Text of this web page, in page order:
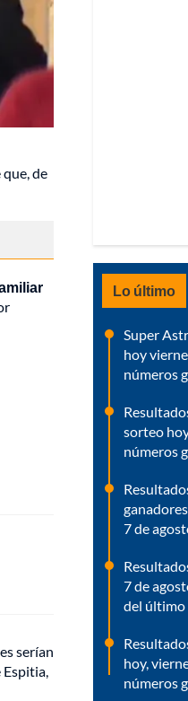
de
serían
Espitia,
Lo último
Super
hoy
números
sorteo
números
7 de
7 de
del
hoy,
números